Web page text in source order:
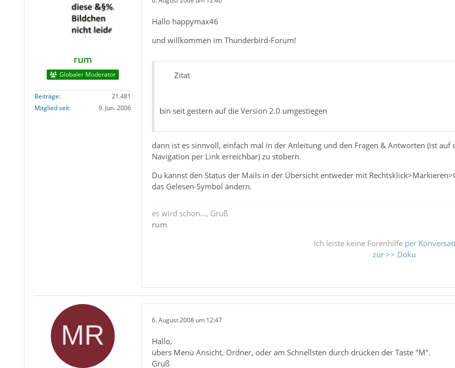
rum
Globaler Moderator
Beiträge
21.481
Mitglied seit
9. Jun. 2006
Hallo happymax46
und willkommen im Thunderbird-Forum!
Zitat
bin seit gestern auf die Version 2.0 umgestiegen
dann ist es sinnvoll, einfach mal in der Anleitung und den Fragen & Antworten (ist
Navigation per Link erreichbar) zu stöbern.
Du kannst den Status der Mails in der Übersicht entweder mit
das Gelesen-Symbol ändern.
es wird schon..., Gruß
rum
Ich leiste keine Forenhilfe per
zur >> Doku
6. August 2008 um 12:47
Hallo,
übers Menü Ansicht, Ordner, oder am Schnellsten durch drücken der Taste "M".
Gruß